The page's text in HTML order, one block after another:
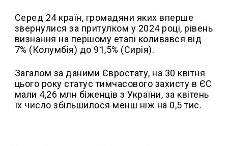
Серед 24 країн, громадяни яких вперше
звернулися за притулком у 2024 році, рівень
визнання на першому етапі коливався від
7% (Колумбія) до 91,5% (Сирія).
Загалом за даними Євростату, на 30 квітня
цього року статус тимчасового захисту в ЄС
мали 4,26 млн біженців з України, за квітень
їх число збільшилося менш ніж на 0,5 тис.